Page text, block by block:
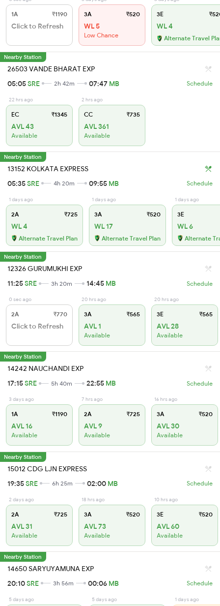
1A ₹1190
Click to Refresh
3A ₹520
WL 5
Low Chance
3E
WL 4
Alternate Travel
Nearby Station
26503 VANDE BHARAT EXP
05:05SRE 2h 42m 07:47 MB Schedule
22 hrs ago
EC ₹1345
AVL 43
Available
2 hrs ago
CC ₹735
AVL 361
Available
Nearby Station
13152 KOLKATA EXPRESS
05:35SRE 4h 20m 09:55 MB Schedule
1 days ago
2A ₹725
WL 4
Alternate Travel Plan
1 days ago
3A ₹520
WL 17
Alternate Travel Plan
1 days ago
3E
WL 6
Alternate
Nearby Station
12326 GURUMUKHI EXP
11:25SRE 3h 20m 14:45 MB Schedule
0 sec ago
2A ₹770
Click to Refresh
20 hrs ago
3A ₹565
AVL 1
Available
20 hrs ago
3E ₹565
AVL 28
Available
Nearby Station
14242 NAUCHANDI EXP
17:15SRE 5h 40m 22:55 MB Schedule
3 days ago
1A ₹1190
AVL 16
Available
7 hrs ago
2A ₹725
AVL 9
Available
16 hrs ago
3A ₹520
AVL 30
Available
Nearby Station
15012 CDG LJN EXPRESS
19:35SRE 6h 25m 02:00 MB Schedule
2 days ago
2A ₹725
AVL 31
Available
18 hrs ago
3A ₹520
AVL 73
Available
10 hrs ago
3E ₹520
AVL 60
Available
Nearby Station
14650 SARYUYAMUNA EXP
20:10SRE 3h 56m 00:06 MB Schedule
5 days ago 5 days ago 1 days ago